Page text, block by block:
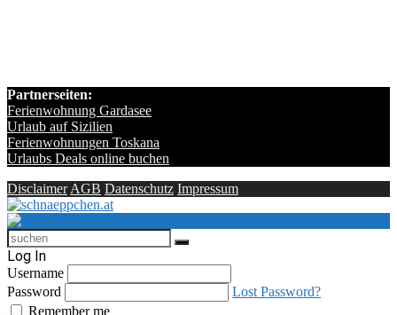
Partnerseiten:
Ferienwohnung Gardasee
Urlaub auf Sizilien
Ferienwohnungen Toskana
Urlaubs Deals online buchen
Disclaimer AGB Datenschutz Impressum
Log In
Username
Password
Lost Password?
Remember me